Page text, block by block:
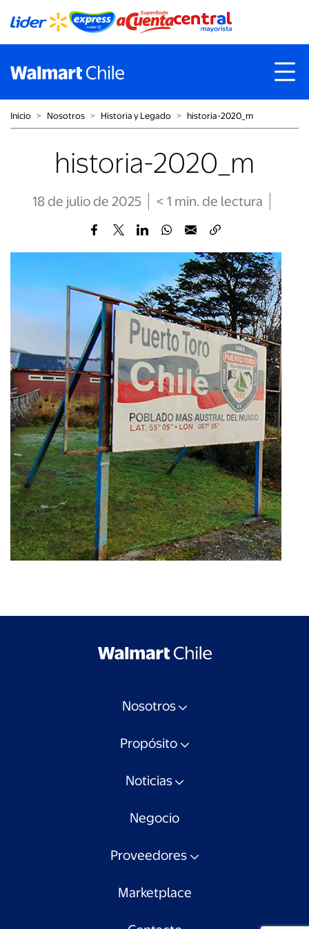
Inicio ˃ Nosotros ˃ Historia y Legado ˃ historia-2020_m
historia-2020_m
18 de julio de 2025 < 1 min. de lectura
Nosotros
Propósito
Noticias
Negocio
Proveedores
Marketplace